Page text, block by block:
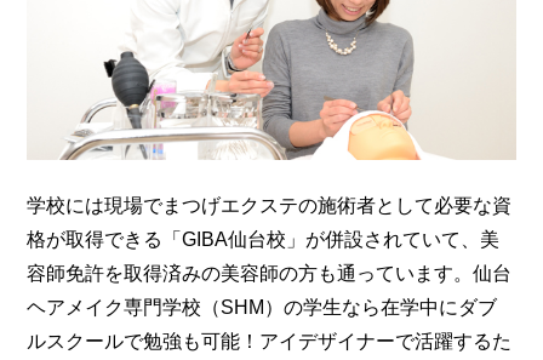
学校には現場でまつげエクステの施術者として必要な資
格が取得できる「GIBA仙台校」が併設されていて、美
容師免許を取得済みの美容師の方も通っています。仙台
ヘアメイク専門学校（SHM）の学生なら在学中にダブ
ルスクールで勉強も可能！アイデザイナーで活躍するた